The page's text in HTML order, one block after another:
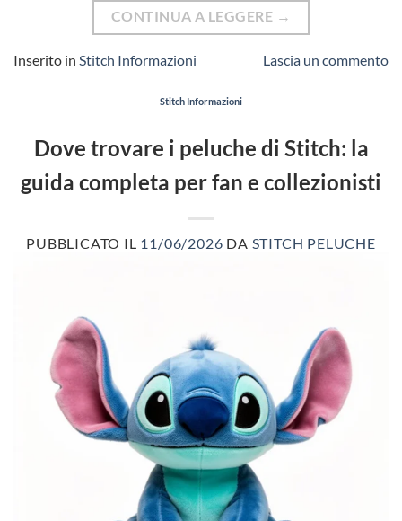
CONTINUA A LEGGERE →
Inserito in Stitch Informazioni Lascia un commento
Stitch Informazioni
Dove trovare i peluche di Stitch: la
guida completa per fan e collezionisti
PUBBLICATO IL 11/06/2026 DA STITCH PELUCHE